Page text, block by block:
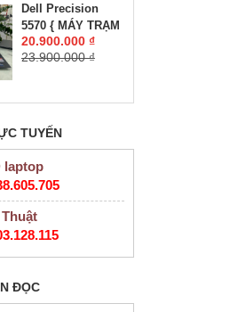
16GB SSD 512GB
RTX 4050 6GB
GDDR6 VRAM
Dell Precision
5570 { MÁY TRẠM
ĐỒ HỌA GIÁ RẺ }
CORE I7-12800H
A1000 4GB GDDR6
FHD+, 500 nits
20.900.000 ₫
23.900.000 ₫
TUYẾN
laptop
ĐỌC